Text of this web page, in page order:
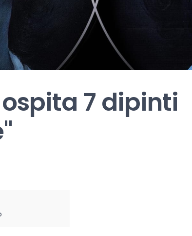
7 dipinti